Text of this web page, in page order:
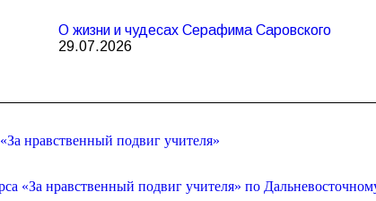
О жизни и чудесах Серафима Саровского
29.07.2026
нравственный подвиг учителя»
«За нравственный подвиг учителя» по